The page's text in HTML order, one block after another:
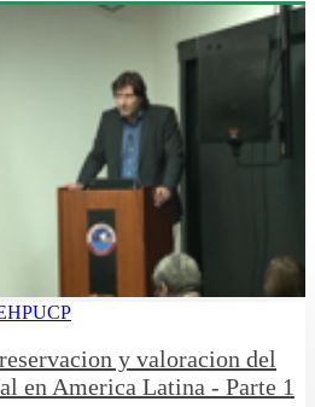
y valoracion del
en America Latina - Parte 1